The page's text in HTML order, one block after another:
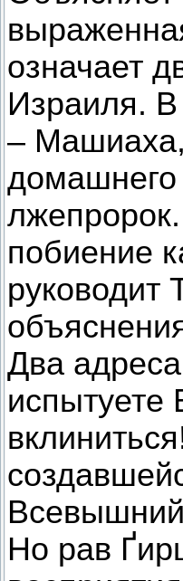
означает
Израиля.
– Машиаха,
домашнего
лжепророк.
побиение
руководит
Два
испытуете
Но рав